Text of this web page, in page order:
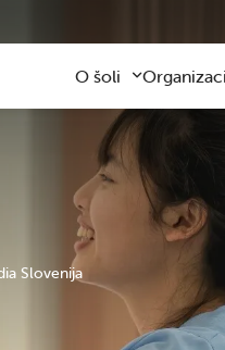
Slovenija
O šoli
Predstavitev šole
Kontaktni podatki
Zaposleni
Organizacija dela
Varna šolska pot
Knjižnica
Katalog informacij
Koristne informacije
Oddaja prostorov
Zobna ambulanta
Tekmovanja
Obvezni
Razširjeni
Šolski
Šolska
Plačilo
Šolski sklad